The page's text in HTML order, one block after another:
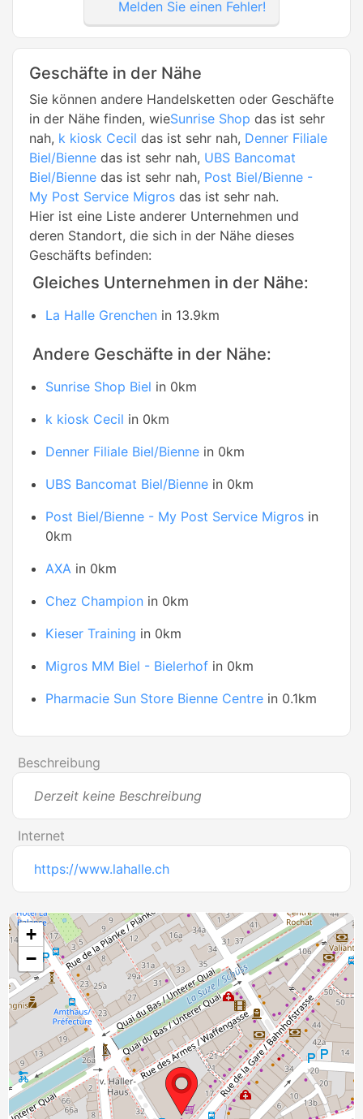
Melden Sie einen Fehler!
Geschäfte in der Nähe
Sie können andere Handelsketten oder Geschäfte
in der Nähe finden, wieSunrise Shop das ist sehr
nah, k kiosk Cecil das ist sehr nah, Denner Filiale
Biel/Bienne das ist sehr nah, UBS Bancomat
Biel/Bienne das ist sehr nah, Post Biel/Bienne -
My Post Service Migros das ist sehr nah.
Hier ist eine Liste anderer Unternehmen und
deren Standort, die sich in der Nähe dieses
Geschäfts befinden:
Gleiches Unternehmen in der Nähe:
La Halle Grenchen in 13.9km
Andere Geschäfte in der Nähe:
Sunrise Shop Biel in 0km
k kiosk Cecil in 0km
Denner Filiale Biel/Bienne in 0km
UBS Bancomat Biel/Bienne in 0km
Post Biel/Bienne - My Post Service Migros in
0km
AXA in 0km
Chez Champion in 0km
Kieser Training in 0km
Migros MM Biel - Bielerhof in 0km
Pharmacie Sun Store Bienne Centre in 0.1km
Beschreibung
Derzeit keine Beschreibung
Internet
https://www.lahalle.ch
+
−